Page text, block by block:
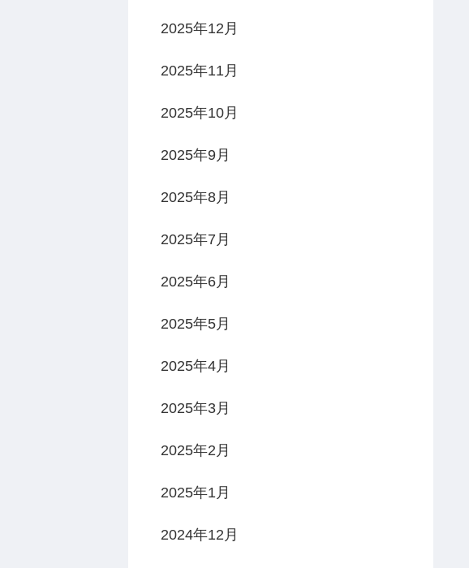
2025年12月
2025年11月
2025年10月
2025年9月
2025年8月
2025年7月
2025年6月
2025年5月
2025年4月
2025年3月
2025年2月
2025年1月
2024年12月